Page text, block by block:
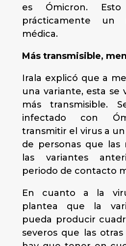
es Ómicron.
prácticamente un
médica.
Más transmisible,
Irala explicó que a
una variante, esta se
más transmisible.
infectado con
transmitir el virus a
de personas que las
las variantes
periodo de contacto
En cuanto a la
plantea que la
pueda producir
severos que las